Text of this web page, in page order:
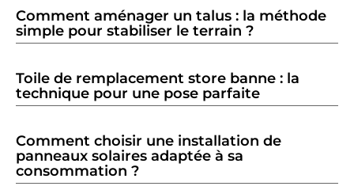
Comment aménager un talus : la méthode
simple pour stabiliser le terrain ?
Toile de remplacement store banne : la
technique pour une pose parfaite
Comment choisir une installation de
panneaux solaires adaptée à sa
consommation ?